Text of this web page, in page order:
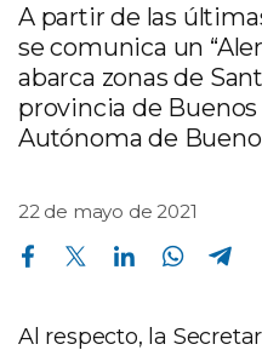
A partir de las
se comunica un
abarca zonas de
provincia de
Autónoma de
22 de mayo de 2021
Compartir en Facebook Compartir en Twitter Compartir en Linkedin Compartir en Whatsapp
Al respecto, la